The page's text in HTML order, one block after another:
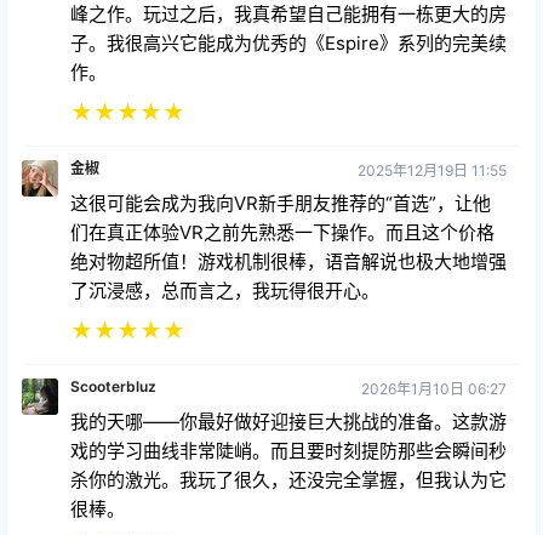
峰之作。玩过之后，我真希望自己能拥有一栋更大的房
子。我很高兴它能成为优秀的《Espire》系列的完美续
作。
★★★★★
金椒 2025年12月19日 11:55
这很可能会成为我向VR新手朋友推荐的“首选”，让他
们在真正体验VR之前先熟悉一下操作。而且这个价格
绝对物超所值！游戏机制很棒，语音解说也极大地增强
了沉浸感，总而言之，我玩得很开心。
★★★★★
Scooterbluz 2026年1月10日 06:27
我的天哪——你最好做好迎接巨大挑战的准备。这款游
戏的学习曲线非常陡峭。而且要时刻提防那些会瞬间秒
杀你的激光。我玩了很久，还没完全掌握，但我认为它
很棒。